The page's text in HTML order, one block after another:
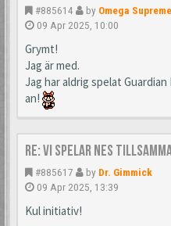
#885614 by Omega Supreme
09 Apr 2025, 10:00
Grymt!
Jag är med.
Jag har aldrig spelat
an!
Re: Vi spelar NES
#885617 by Dr. Gimmick
09 Apr 2025, 13:39
Kul initiativ!